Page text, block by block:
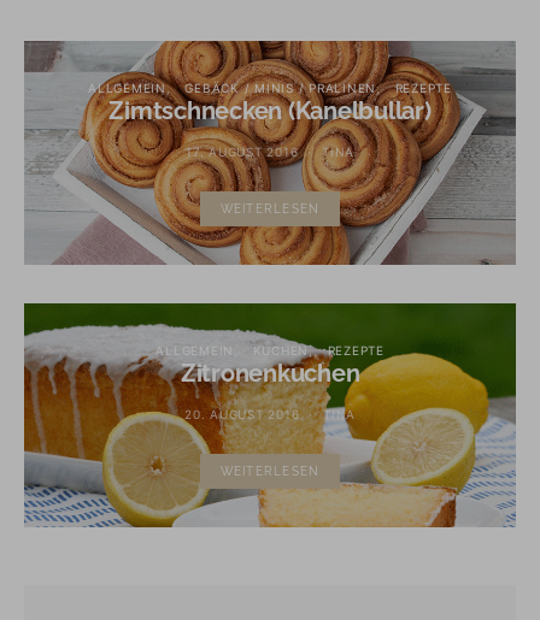
ALLGEMEIN GEBÄCK / MINIS / PRALINEN REZEPTE
Zimtschnecken (Kanelbullar)
17. AUGUST 2016 TINA
WEITERLESEN
ALLGEMEIN KUCHEN REZEPTE
Zitronenkuchen
20. AUGUST 2016 TINA
WEITERLESEN